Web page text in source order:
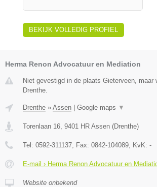
BEKIJK VOLLEDIG PROFIEL
Herma Renon Advocatuur en Mediation
Niet gevestigd in de plaats Gieterveen, maar
Drenthe.
Drenthe » Assen | Google maps ▼
Torenlaan 16 9401 HR Assen (Drenthe)
Tel: 0592-311137 , Fax: 0842-104089 , KvK: -
E-mail › Herma Renon Advocatuur en
Website onbekend